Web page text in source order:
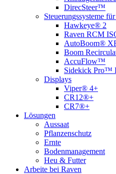
DirecSteer™
Steuerungssysteme
Hawkeye® 2
Raven RCM
AutoBoom®
Boom
AccuFlow™
Sidekick Pro™
Displays
Viper® 4+
CR12®+
CR7®+
Lösungen
Aussaat
Pflanzenschutz
Ernte
Bodenmanagement
Heu & Futter
Arbeite bei Raven